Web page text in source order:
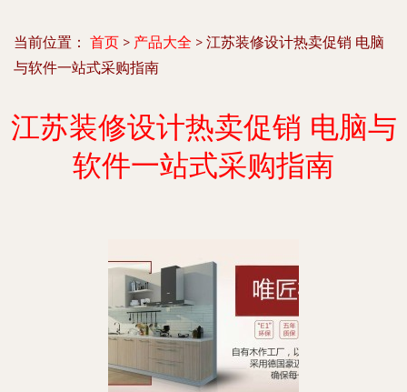
当前位置： 首页 > 产品大全 > 江苏装修设计热卖促销 电脑
与软件一站式采购指南
江苏装修设计热卖促销 电脑与
软件一站式采购指南